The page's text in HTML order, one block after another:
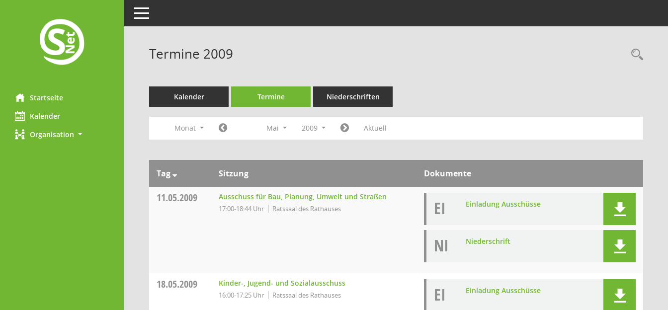
Startseite
Kalender
Organisation
Toggle navigation
Termine 2009
Kalender Termine Niederschriften
Monat Mai 2009 Aktuell
Tag Sitzung Dokumente
11.05.2009 Ausschuss für Bau, Planung, Umwelt und Straßen
17:00-18:44 Uhr Ratssaal des Rathauses EI Einladung Ausschüsse
NI Niederschrift
18.05.2009 Kinder-, Jugend- und Sozialausschuss
16:00-17:25 Uhr Ratssaal des Rathauses EI Einladung Ausschüsse